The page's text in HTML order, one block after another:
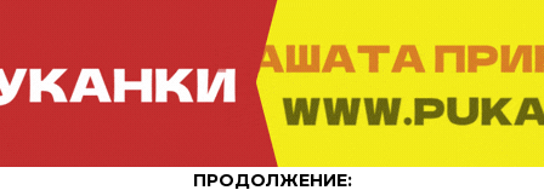
ПРОДОЛЖЕНИЕ: